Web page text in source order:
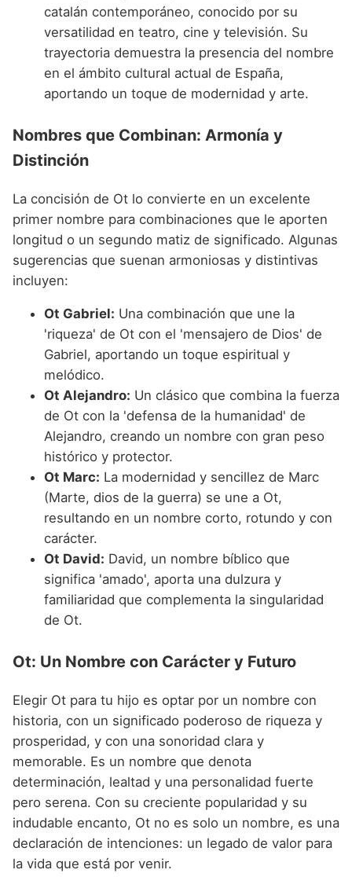
catalán contemporáneo, conocido por su
versatilidad en teatro, cine y televisión. Su
trayectoria demuestra la presencia del nombre
en el ámbito cultural actual de España,
aportando un toque de modernidad y arte.
Nombres que Combinan: Armonía y
Distinción
La concisión de Ot lo convierte en un excelente
primer nombre para combinaciones que le aporten
longitud o un segundo matiz de significado. Algunas
sugerencias que suenan armoniosas y distintivas
incluyen:
Ot Gabriel: Una combinación que une la
'riqueza' de Ot con el 'mensajero de Dios' de
Gabriel, aportando un toque espiritual y
melódico.
Ot Alejandro: Un clásico que combina la fuerza
de Ot con la 'defensa de la humanidad' de
Alejandro, creando un nombre con gran peso
histórico y protector.
Ot Marc: La modernidad y sencillez de Marc
(Marte, dios de la guerra) se une a Ot,
resultando en un nombre corto, rotundo y con
carácter.
Ot David: David, un nombre bíblico que
significa 'amado', aporta una dulzura y
familiaridad que complementa la singularidad
de Ot.
Ot: Un Nombre con Carácter y Futuro
Elegir Ot para tu hijo es optar por un nombre con
historia, con un significado poderoso de riqueza y
prosperidad, y con una sonoridad clara y
memorable. Es un nombre que denota
determinación, lealtad y una personalidad fuerte
pero serena. Con su creciente popularidad y su
indudable encanto, Ot no es solo un nombre, es una
declaración de intenciones: un legado de valor para
la vida que está por venir.